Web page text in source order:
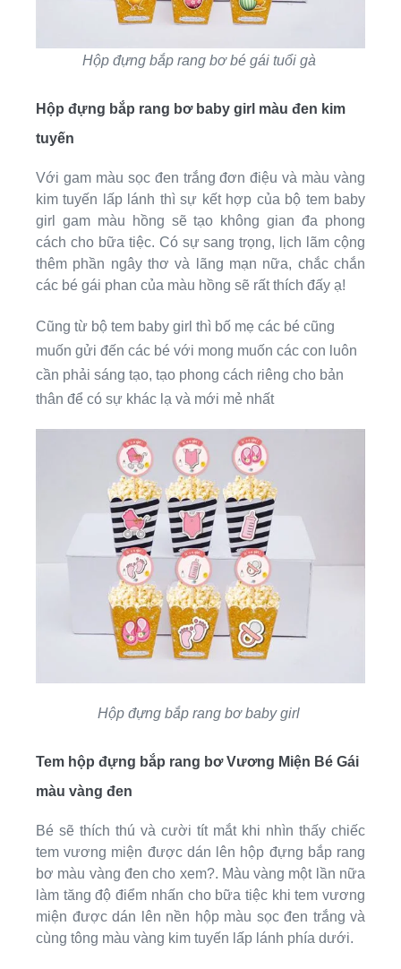
Hộp đựng bắp rang bơ bé gái tuổi gà
Hộp đựng bắp rang bơ baby girl màu đen kim
tuyến
Với gam màu sọc đen trắng đơn điệu và màu vàng
kim tuyến lấp lánh thì sự kết hợp của bộ tem baby
girl gam màu hồng sẽ tạo không gian đa phong
cách cho bữa tiệc. Có sự sang trọng, lịch lãm cộng
thêm phần ngây thơ và lãng mạn nữa, chắc chắn
các bé gái phan của màu hồng sẽ rất thích đấy ạ!
Cũng từ bộ tem baby girl thì bố mẹ các bé cũng
muốn gửi đến các bé với mong muốn các con luôn
cần phải sáng tạo, tạo phong cách riêng cho bản
thân để có sự khác lạ và mới mẻ nhất
Hộp đựng bắp rang bơ baby girl
Tem hộp đựng bắp rang bơ Vương Miện Bé Gái
màu vàng đen
Bé sẽ thích thú và cười tít mắt khi nhìn thấy chiếc
tem vương miện được dán lên hộp đựng bắp rang
bơ màu vàng đen cho xem?. Màu vàng một lần nữa
làm tăng độ điểm nhấn cho bữa tiệc khi tem vương
miện được dán lên nền hộp màu sọc đen trắng và
cùng tông màu vàng kim tuyến lấp lánh phía dưới.